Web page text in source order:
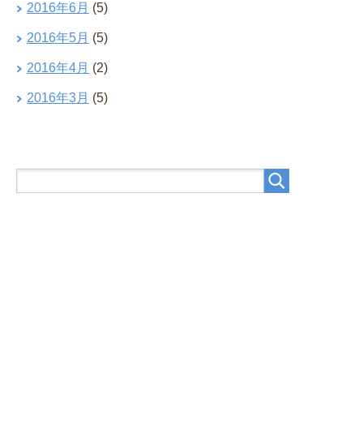
2016年6月 (5)
2016年5月 (5)
2016年4月 (2)
2016年3月 (5)